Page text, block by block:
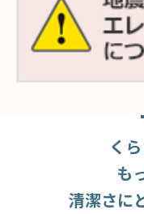
く
も
清潔さに